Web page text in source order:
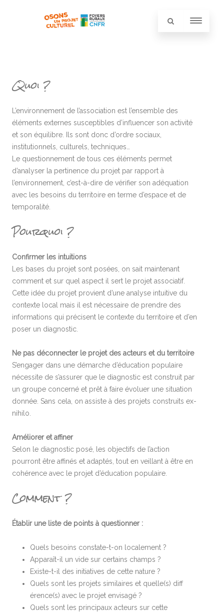
Quoi ?
L’environnement de l’association est l’ensemble des
éléments externes susceptibles d’influencer son activité
et son équilibre. Ils sont donc d’ordre sociaux,
institutionnels, culturels, techniques…
Le questionnement de tous ces éléments permet
d’analyser la pertinence du projet par rapport à
l’environnement, c’est-à-dire de vérifier son adéquation
avec les besoins du territoire en terme d’espace et de
temporalité.
Pourquoi ?
Confirmer les intuitions
Les bases du projet sont posées, on sait maintenant
comment et sur quel aspect il sert le projet associatif.
Cette idée du projet provient d’une analyse intuitive du
contexte local mais il est nécessaire de prendre des
informations qui précisent le contexte du territoire et d’en
poser un diagnostic.
Ne pas déconnecter le projet des acteurs et du territoire
S’engager dans une démarche d’éducation populaire
nécessite de s’assurer que le diagnostic est construit par
un groupe concerné et prêt à faire évoluer une situation
donnée. Sans cela, on assiste à des projets construits ex-
nihilo.
Améliorer et affiner
Selon le diagnostic posé, les objectifs de l’action
pourront être affinés et adaptés, tout en veillant à être en
cohérence avec le projet d’éducation populaire.
Comment ?
Établir une liste de points à questionner :
Quels besoins constate-t-on localement ?
Apparaît-il un vide sur certains champs ?
Existe-t-il des initiatives de cette nature ?
Quels sont les projets similaires et quelle(s) diff
érence(s) avec le projet envisagé ?
Quels sont les principaux acteurs sur cette